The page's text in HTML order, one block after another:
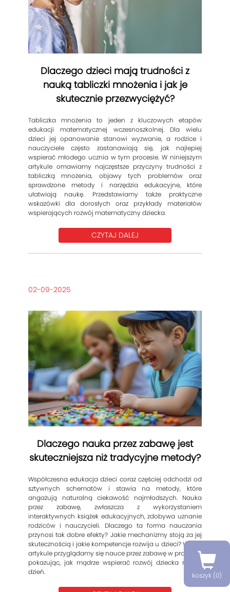
koszyk (0
Dlaczego dzieci mają trudności z
nauką tabliczki mnożenia i jak je
skutecznie przezwyciężyć?
Tabliczka mnożenia to jeden z kluczowych etapów
edukacji matematycznej wczesnoszkolnej. Dla wielu
dzieci jej opanowanie stanowi wyzwanie, a rodzice i
nauczyciele często zastanawiają się, jak najlepiej
wspierać młodego ucznia w tym procesie. W niniejszym
artykule omawiamy najczęstsze przyczyny trudności z
tabliczką mnożenia, objawy tych problemów oraz
sprawdzone metody i narzędzia edukacyjne, które
ułatwiają naukę. Przedstawiamy także praktyczne
wskazówki dla dorosłych oraz przykłady materiałów
wspierających rozwój matematyczny dziecka.
CZYTAJ DALEJ
02-09-2025
Dlaczego nauka przez zabawę jest
skuteczniejsza niż tradycyjne metody?
Współczesna edukacja dzieci coraz częściej odchodzi od
sztywnych schematów i stawia na metody, które
angażują naturalną ciekawość najmłodszych. Nauka
przez zabawę, zwłaszcza z wykorzystaniem
interaktywnych książek edukacyjnych, zdobywa uznanie
rodziców i nauczycieli. Dlaczego ta forma nauczania
przynosi tak dobre efekty? Jakie mechanizmy stoją za jej
skutecznością i jakie kompetencje rozwija u dzieci? W tym
artykule przyglądamy się nauce przez zabawę w praktyce,
pokazując, jak mądrze wspierać rozwój dziecka na co
dzień.